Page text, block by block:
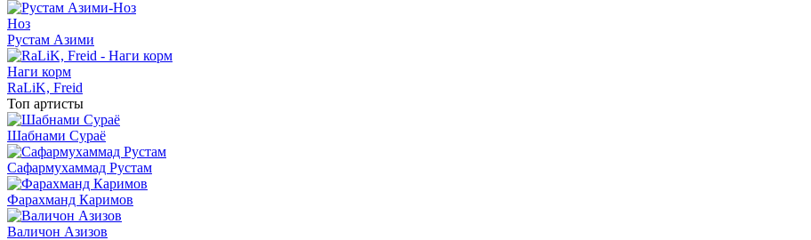
Ноз
Рустам Азими
Наги корм
RaLiK, Freid
Топ артисты
Шабнами Сураё
Сафармухаммад Рустам
Фарахманд Каримов
Валичон Азизов